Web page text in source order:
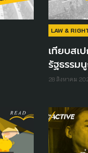
LAW &
เทียบสเ
รัฐธรรม
28 สิงหาคม